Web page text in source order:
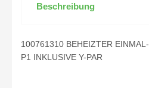
Beschreibung
100761310 BEHEIZTER
P1 INKLUSIVE Y-PAR